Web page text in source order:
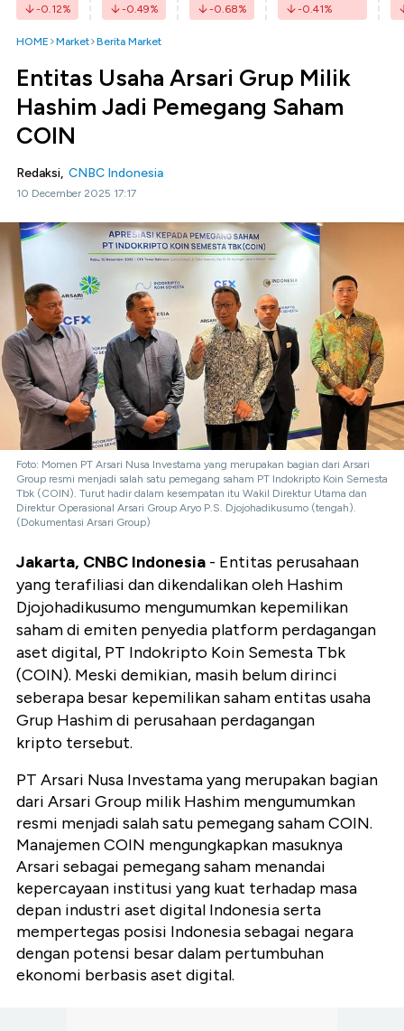
-0.12% -0.49% -0.68% -0.41%
HOME Market Berita Market
Entitas Usaha Arsari Grup Milik
Hashim Jadi Pemegang Saham
COIN
Redaksi, CNBC Indonesia
10 December 2025 17:17
Foto: Momen PT Arsari Nusa Investama yang merupakan bagian dari Arsari
Group resmi menjadi salah satu pemegang saham PT Indokripto Koin Semesta
Tbk (COIN). Turut hadir dalam kesempatan itu Wakil Direktur Utama dan
Direktur Operasional Arsari Group Aryo P.S. Djojohadikusumo (tengah).
(Dokumentasi Arsari Group)
Jakarta, CNBC Indonesia - Entitas perusahaan
yang terafiliasi dan dikendalikan oleh Hashim
Djojohadikusumo mengumumkan kepemilikan
saham di emiten penyedia platform perdagangan
aset digital, PT Indokripto Koin Semesta Tbk
(COIN). Meski demikian, masih belum dirinci
seberapa besar kepemilikan saham entitas usaha
Grup Hashim di perusahaan perdagangan
kripto tersebut.
PT Arsari Nusa Investama yang merupakan bagian
dari Arsari Group milik Hashim mengumumkan
resmi menjadi salah satu pemegang saham COIN.
Manajemen COIN mengungkapkan masuknya
Arsari sebagai pemegang saham menandai
kepercayaan institusi yang kuat terhadap masa
depan industri aset digital Indonesia serta
mempertegas posisi Indonesia sebagai negara
dengan potensi besar dalam pertumbuhan
ekonomi berbasis aset digital.